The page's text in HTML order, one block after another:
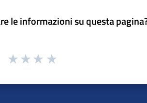
le informazioni su questa